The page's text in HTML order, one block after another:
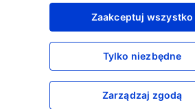
Zaakceptuj wszystko
Tylko niezbędne
Zarządzaj zgodą
XXXXXXX
XXXXXXX
XXXXXXX
XXXXXXX
Otwórz kontoaby uzyskać